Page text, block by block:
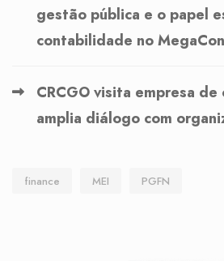
gestão pública e o papel
contabilidade no
CRCGO visita empresa
amplia diálogo com
finance MEI PGFN